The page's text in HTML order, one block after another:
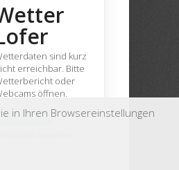
sind kurz
erreichbar. Bitte
oder
öffnen.
in Ihren Browsereinstellungen